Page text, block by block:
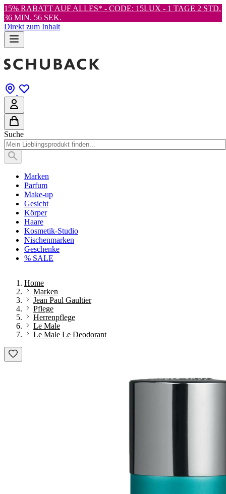
15% RABATT AUF ALLES* - CODE: 15LUX - 1 TAGE 2 STD.
36 MIN. 54 SEK.
Direkt zum Inhalt
Suche
Marken
Parfum
Make-up
Gesicht
Körper
Haare
Kosmetik-Studio
Nischenmarken
Geschenke
% SALE
Home
Marken
Jean Paul Gaultier
Pflege
Herrenpflege
Le Male
Le Male Le Deodorant